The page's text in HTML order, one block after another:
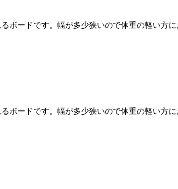
ボードです。幅が多少狭いので体重の軽い方
ボードです。幅が多少狭いので体重の軽い方